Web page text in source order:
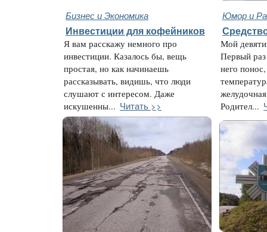
Бизнес и Экономика Юмор и
Инвестиции для кофейников
Я вам расскажу немного про
инвестиции. Казалось бы, вещь
простая, но как начинаешь
рассказывать, видишь, что люди
слушают с интересом. Даже
искушенны... Читать >>
Мой
Первый
него
Родител...